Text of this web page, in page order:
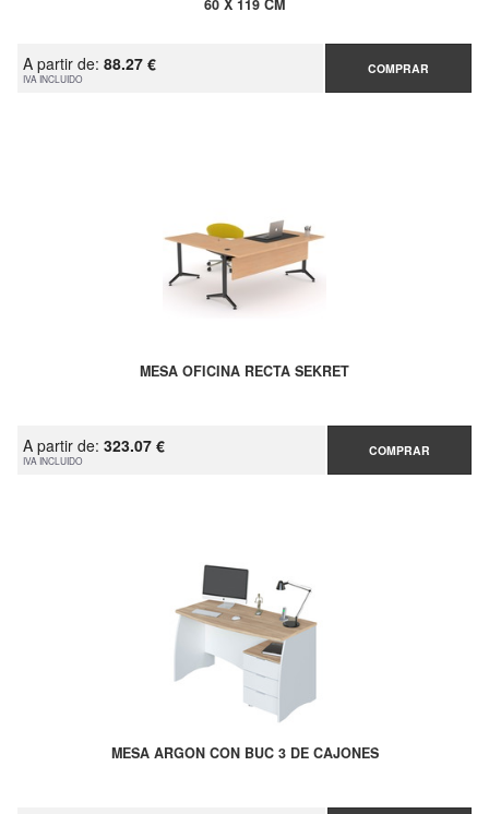
60 X 119 CM
A partir de: 88.27 €
IVA INCLUIDO
COMPRAR
MESA OFICINA RECTA SEKRET
A partir de: 323.07 €
IVA INCLUIDO
COMPRAR
MESA ARGON CON BUC 3 DE CAJONES